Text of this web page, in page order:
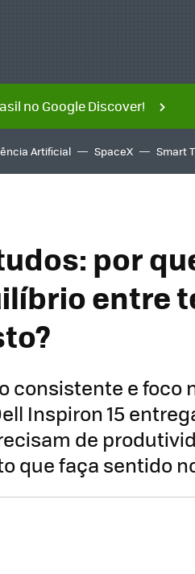
no Google Discover!
Artificial SpaceX Smart
por
entre
consistente e foco
Inspiron 15
de
que faça sentido